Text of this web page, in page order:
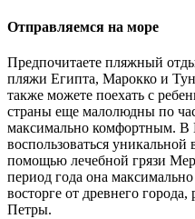
Отправляемся на море
Предпочитаете пляжный
пляжи Египта, Марокко и
также можете поехать с
страны еще малолюдны по
максимально комфортным.
воспользоваться
помощью лечебной грязи
период года она
восторге от древнего
Петры.